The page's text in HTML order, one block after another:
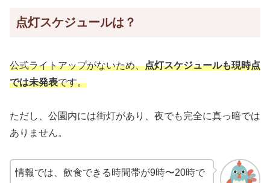
点灯スケジュールは？
公式ライトアップがないため、点灯スケジュールも現時点
では未発表です。
ただし、公園内には街灯があり、夜でも完全に真っ暗では
ありません。
情報では、飲食できる時間帯が9時〜20時で